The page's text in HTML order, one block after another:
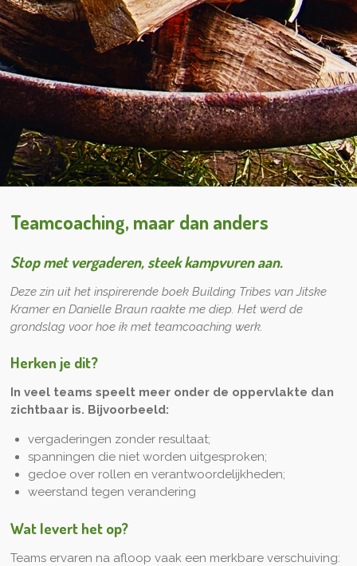
Teamcoaching, maar dan anders
Stop met vergaderen, steek kampvuren aan.
Deze zin uit het inspirerende boek Building Tribes van Jitske
Kramer en Danielle Braun raakte me diep. Het werd de
grondslag voor hoe ik met teamcoaching werk.
Herken je dit?
In veel teams speelt meer onder de oppervlakte dan
zichtbaar is. Bijvoorbeeld:
vergaderingen zonder resultaat;
spanningen die niet worden uitgesproken;
gedoe over rollen en verantwoordelijkheden;
weerstand tegen verandering
Wat levert het op?
Teams ervaren na afloop vaak een merkbare verschuiving: